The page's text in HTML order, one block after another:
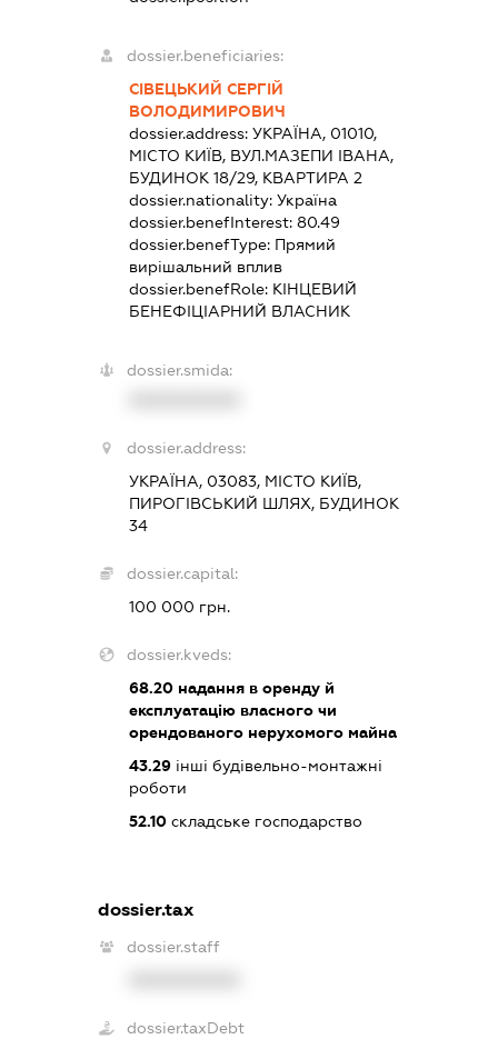
dossier.beneficiaries:
СІВЕЦЬКИЙ СЕРГІЙ
ВОЛОДИМИРОВИЧ
dossier.address: УКРАЇНА, 01010,
МІСТО КИЇВ, ВУЛ.МАЗЕПИ ІВАНА,
БУДИНОК 18/29, КВАРТИРА 2
dossier.nationality: Україна
dossier.benefInterest: 80.49
dossier.benefType: Прямий
вирішальний вплив
dossier.benefRole: КІНЦЕВИЙ
БЕНЕФІЦІАРНИЙ ВЛАСНИК
dossier.smida:
dossier.address:
УКРАЇНА, 03083, МІСТО КИЇВ,
ПИРОГІВСЬКИЙ ШЛЯХ, БУДИНОК
34
dossier.capital:
100 000 грн.
dossier.kveds:
68.20надання в оренду й
експлуатацію власного чи
орендованого нерухомого майна
43.29інші будівельно-монтажні
роботи
52.10складське господарство
dossier.tax
dossier.staff
dossier.taxDebt